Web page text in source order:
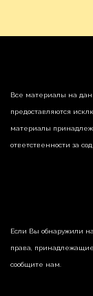
Все материалы на
предоставляются
материалы
ответственности за
Если Вы обнаружили
права,
сообщите нам.